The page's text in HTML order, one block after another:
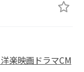
洋楽映画ドラマCM